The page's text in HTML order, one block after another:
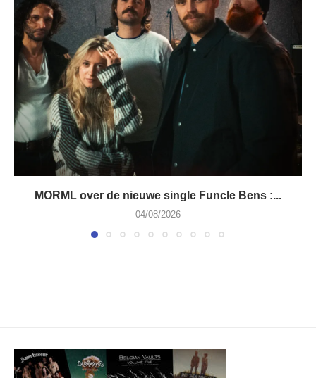
MORML over de nieuwe single Funcle Bens :...
04/08/2026